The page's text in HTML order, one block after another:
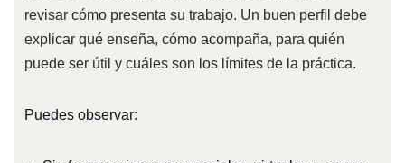
revisar cómo presenta su trabajo. Un buen perfil debe
explicar qué enseña, cómo acompaña, para quién
puede ser útil y cuáles son los límites de la práctica.
Puedes observar: